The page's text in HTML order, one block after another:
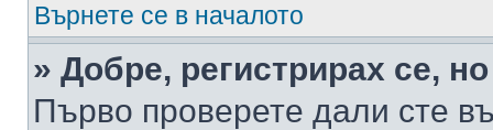
Върнете се в началото
» Добре, регистрирах се,
Първо проверете дали сте